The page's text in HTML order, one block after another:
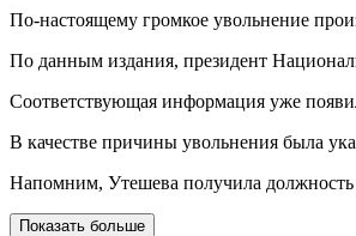
По-настоящему громкое увольнение
По данным издания, президент
Соответствующая информация уже
В качестве причины увольнения была
Напомним, Утешева получила должность
Показать больше